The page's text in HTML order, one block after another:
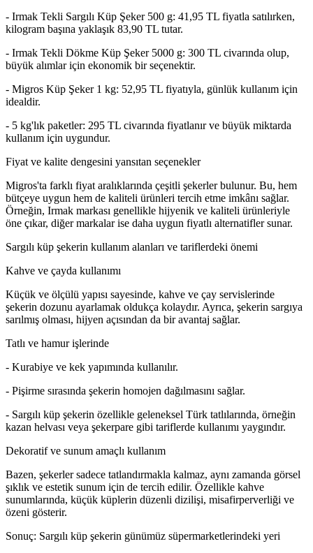
- Irmak Tekli Sargılı Küp Şeker 500 g: 41,95 TL fiyatla satılırken,
kilogram başına yaklaşık 83,90 TL tutar.
- Irmak Tekli Dökme Küp Şeker 5000 g: 300 TL civarında olup,
büyük alımlar için ekonomik bir seçenektir.
- Migros Küp Şeker 1 kg: 52,95 TL fiyatıyla, günlük kullanım için
idealdir.
- 5 kg'lık paketler: 295 TL civarında fiyatlanır ve büyük miktarda
kullanım için uygundur.
Fiyat ve kalite dengesini yansıtan seçenekler
Migros'ta farklı fiyat aralıklarında çeşitli şekerler bulunur. Bu, hem
bütçeye uygun hem de kaliteli ürünleri tercih etme imkânı sağlar.
Örneğin, Irmak markası genellikle hijyenik ve kaliteli ürünleriyle
öne çıkar, diğer markalar ise daha uygun fiyatlı alternatifler sunar.
Sargılı küp şekerin kullanım alanları ve tariflerdeki önemi
Kahve ve çayda kullanımı
Küçük ve ölçülü yapısı sayesinde, kahve ve çay servislerinde
şekerin dozunu ayarlamak oldukça kolaydır. Ayrıca, şekerin sargıya
sarılmış olması, hijyen açısından da bir avantaj sağlar.
Tatlı ve hamur işlerinde
- Kurabiye ve kek yapımında kullanılır.
- Pişirme sırasında şekerin homojen dağılmasını sağlar.
- Sargılı küp şekerin özellikle geleneksel Türk tatlılarında, örneğin
kazan helvası veya şekerpare gibi tariflerde kullanımı yaygındır.
Dekoratif ve sunum amaçlı kullanım
Bazen, şekerler sadece tatlandırmakla kalmaz, aynı zamanda görsel
şıklık ve estetik sunum için de tercih edilir. Özellikle kahve
sunumlarında, küçük küplerin düzenli dizilişi, misafirperverliği ve
özeni gösterir.
Sonuç: Sargılı küp şekerin günümüz süpermarketlerindeki yeri